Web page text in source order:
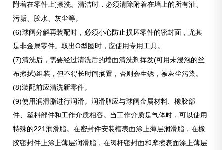
附着在零件上)擦洗。清洁时，必须清除附着在墙上的所有油、
污垢、胶水、灰尘等。
(6)球阀分解再装配时，必须小心防止损坏零件的密封面，尤其
是非金属零件。取出O型圈时，应使用专用工具。
(7)清洗后，需要经过清洗后的墙面清洗剂挥发(可用未浸泡的丝
布擦拭)组装，但不得长时间搁置，否则会生锈，被灰尘污染。
(8)装配前应清洗新零件。
(9)使用润滑脂进行润滑。润滑脂应与球阀金属材料、橡胶部
件、塑料部件和工作介质相容。当工作介质是气体时，可以使用
特殊的221润滑脂。在密封件安装槽表面涂上薄层润滑脂，在橡
胶密封件上涂上薄层润滑脂，在阀杆密封面和摩擦表面涂上薄层